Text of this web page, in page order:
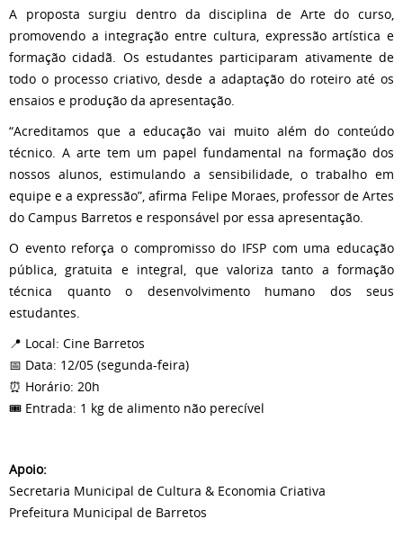
A proposta surgiu dentro da disciplina de Arte do curso,
promovendo a integração entre cultura, expressão artística e
formação cidadã. Os estudantes participaram ativamente de
todo o processo criativo, desde a adaptação do roteiro até os
ensaios e produção da apresentação.
“Acreditamos que a educação vai muito além do conteúdo
técnico. A arte tem um papel fundamental na formação dos
nossos alunos, estimulando a sensibilidade, o trabalho em
equipe e a expressão”, afirma Felipe Moraes, professor de Artes
do Campus Barretos e responsável por essa apresentação.
O evento reforça o compromisso do IFSP com uma educação
pública, gratuita e integral, que valoriza tanto a formação
técnica quanto o desenvolvimento humano dos seus
estudantes.
📍 Local: Cine Barretos
📅 Data: 12/05 (segunda-feira)
⏰ Horário: 20h
🎟 Entrada: 1 kg de alimento não perecível
Apoio:
Secretaria Municipal de Cultura & Economia Criativa
Prefeitura Municipal de Barretos